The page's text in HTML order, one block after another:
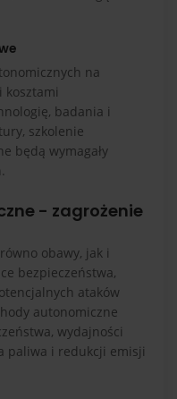
na
kosztami
badania i
szkolenie
będą wymagały
- zagrożenie
obawy, jak i
bezpieczeństwa,
ataków
autonomiczne
wydajności
paliwa i redukcji emisji